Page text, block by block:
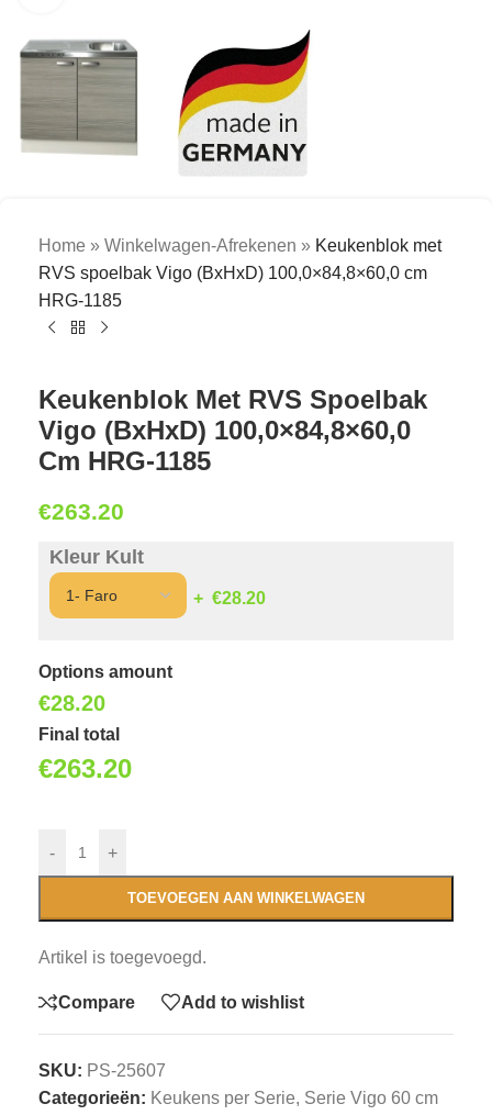
Home » Winkelwagen-Afrekenen » Keukenblok met
RVS spoelbak Vigo (BxHxD) 100,0×84,8×60,0 cm
HRG-1185
Keukenblok Met RVS Spoelbak
Vigo (BxHxD) 100,0×84,8×60,0
Cm HRG-1185
€263.20
Kleur Kult
€28.20
Options amount
€28.20
Final total
€263.20
- +
TOEVOEGEN AAN WINKELWAGEN
Artikel is toegevoegd.
Compare Add to wishlist
SKU: PS-25607
Categorieën: Keukens per Serie, Serie Vigo 60 cm